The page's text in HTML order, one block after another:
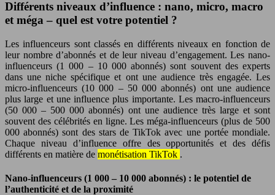
Différents niveaux d’influence : nano, micro, macro
et méga – quel est votre potentiel ?
Les influenceurs sont classés en différents niveaux en fonction de
leur nombre d’abonnés et de leur niveau d’engagement. Les nano-
influenceurs (1 000 – 10 000 abonnés) sont souvent des experts
dans une niche spécifique et ont une audience très engagée. Les
micro-influenceurs (10 000 – 50 000 abonnés) ont une audience
plus large et une influence plus importante. Les macro-influenceurs
(50 000 – 500 000 abonnés) ont une audience très large et sont
souvent des célébrités en ligne. Les méga-influenceurs (plus de 500
000 abonnés) sont des stars de TikTok avec une portée mondiale.
Chaque niveau d’influence offre des opportunités et des défis
différents en matière de monétisation TikTok .
Nano-influenceurs (1 000 – 10 000 abonnés) : le potentiel de
l’authenticité et de la proximité